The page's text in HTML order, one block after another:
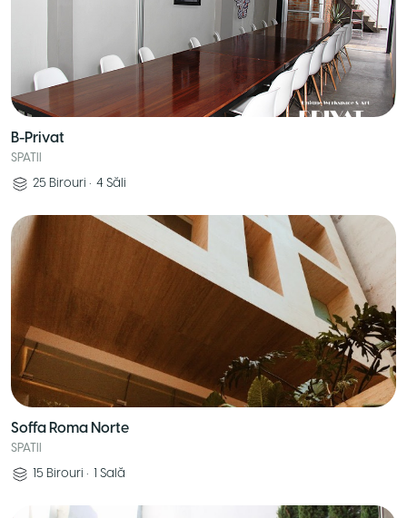
B-Privat
SPATII
25 Birouri • 4 Săli
Soffa Roma Norte
SPATII
15 Birouri • 1 Sală